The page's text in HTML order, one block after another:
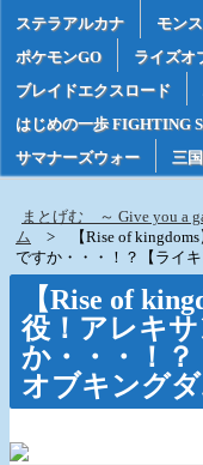
ステラアルカナ
モン
ポケモンGO
ライズオ
ブレイドエクスロード
はじめの一歩 FIGHTING
サマナーズウォー
三
まとげむ ～ Give you a
ム
【Rise of
ですか・・・！？【ライ
【Rise of
役！アレキ
か・・・！
オブキングダ